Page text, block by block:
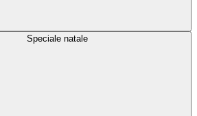
Speciale natale